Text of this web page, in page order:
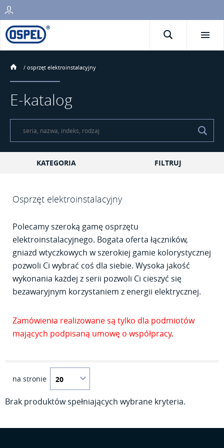
/ osprzęt elektroinstalacyjny
E-katalog
KATEGORIA FILTRUJ
Osprzęt elektroinstalacyjny
Polecamy szeroką gamę osprzętu
elektroinstalacyjnego. Bogata oferta łączników,
gniazd wtyczkowych w szerokiej gamie kolorystycznej
pozwoli Ci wybrać coś dla siebie. Wysoka jakość
wykonania każdej z serii pozwoli Ci cieszyć się
bezawaryjnym korzystaniem z energii elektrycznej.
Zamówienia realizowane są tylko dla podmiotów
mających podpisaną umowę o współpracy.
na stronie
Brak produktów spełniających wybrane kryteria.